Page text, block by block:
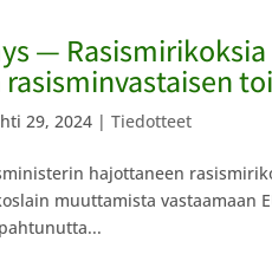
—
29, 2024 |Tiedotteet
hajottaneen
muuttamista vastaamaan